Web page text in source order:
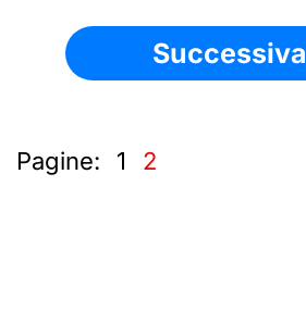
Successiva
Pagine: 1 2